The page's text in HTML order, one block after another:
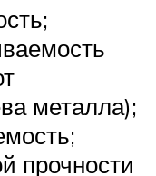
металла);
прочности